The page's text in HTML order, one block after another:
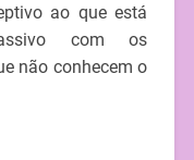
ao que está
com os
não conhecem o